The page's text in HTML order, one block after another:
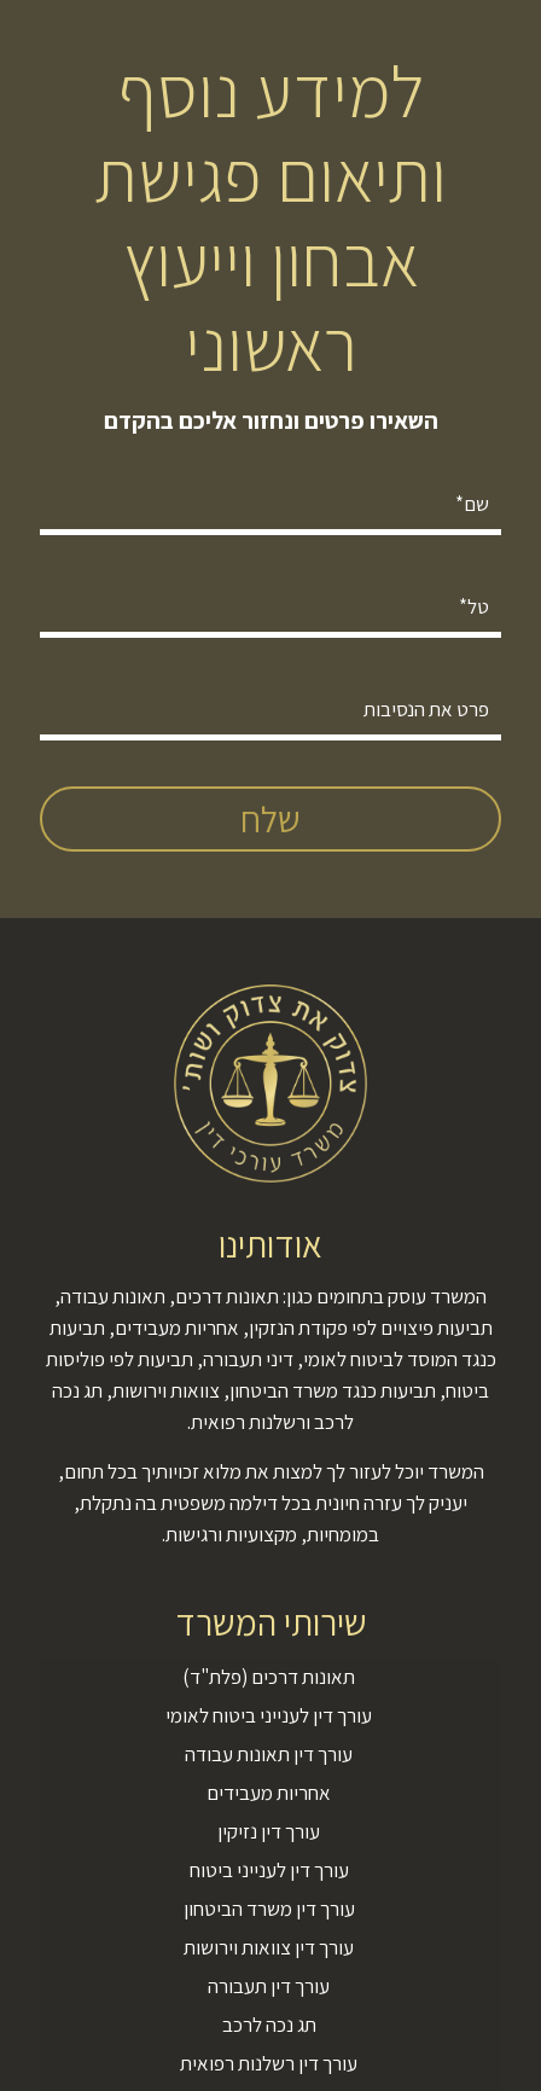
למידע נוסף
ותיאום פגישת
אבחון וייעוץ
ראשוני
השאירו פרטים ונחזור אליכם בהקדם
אודותינו
המשרד עוסק בתחומים כגון: תאונות דרכים, תאונות עבודה,
תביעות פיצויים לפי פקודת הנזקין, אחריות מעבידים, תביעות
כנגד המוסד לביטוח לאומי, דיני תעבורה, תביעות לפי פוליסות
ביטוח, תביעות כנגד משרד הביטחון, צוואות וירושות, תג נכה
לרכב ורשלנות רפואית.
המשרד יוכל לעזור לך למצות את מלוא זכויותיך בכל תחום,
יעניק לך עזרה חיונית בכל דילמה משפטית בה נתקלת,
במומחיות, מקצועיות ורגישות.
שירותי המשרד
תאונות דרכים (פלת"ד)
עורך דין לענייני ביטוח לאומי
עורך דין תאונות עבודה
אחריות מעבידים
עורך דין נזיקין
עורך דין לענייני ביטוח
עורך דין משרד הביטחון
עורך דין צוואות וירושות
עורך דין תעבורה
תג נכה לרכב
עורך דין רשלנות רפואית